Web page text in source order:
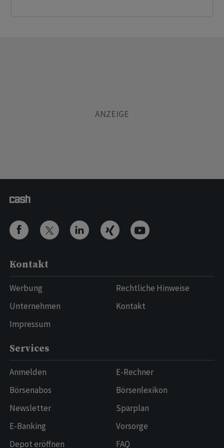
Kontakt
Werbung
Unternehmen
Impressum
Rechtliche Hinweise
Kontakt
Services
Anmelden
Börsenabos
Newsletter
E-Banking
Depot eröffnen
E-Rechner
Börsenlexikon
Sparplan
Vorsorge
FAQ